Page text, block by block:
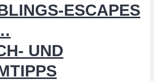
ESCAPES
UND